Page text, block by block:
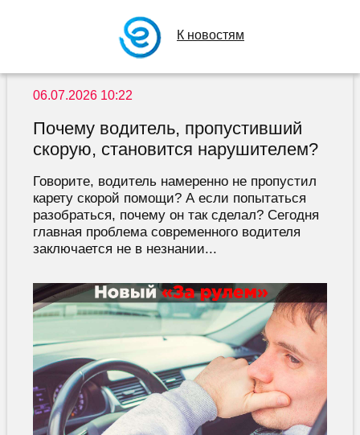
К новостям
06.07.2026 10:22
Почему водитель, пропустивший
скорую, становится нарушителем?
Говорите, водитель намеренно не пропустил
карету скорой помощи? А если попытаться
разобраться, почему он так сделал? Сегодня
главная проблема современного водителя
заключается не в незнании...